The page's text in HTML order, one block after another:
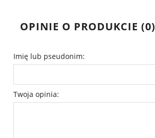
OPINIE O PRODUKCIE (0)
Imię lub pseudonim:
Twoja opinia: